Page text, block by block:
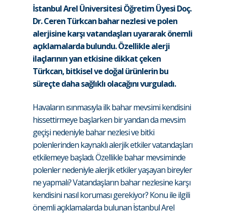
İstanbul Arel Üniversitesi Öğretim Üyesi Doç.
Dr. Ceren Türkcan bahar nezlesi ve polen
alerjisine karşı vatandaşları uyararak önemli
açıklamalarda bulundu. Özellikle alerji
ilaçlarının yan etkisine dikkat çeken
Türkcan, bitkisel ve doğal ürünlerin bu
süreçte daha sağlıklı olacağını vurguladı.
Havaların ısınmasıyla ilk bahar mevsimi kendisini
hissettirmeye başlarken bir yandan da mevsim
geçişi nedeniyle bahar nezlesi ve bitki
polenlerinden kaynaklı alerjik etkiler vatandaşları
etkilemeye başladı. Özellikle bahar mevsiminde
polenler nedeniyle alerjik etkiler yaşayan bireyler
ne yapmalı? Vatandaşların bahar nezlesine karşı
kendisini nasıl koruması gerekiyor? Konu ile ilgili
önemli açıklamalarda bulunan İstanbul Arel